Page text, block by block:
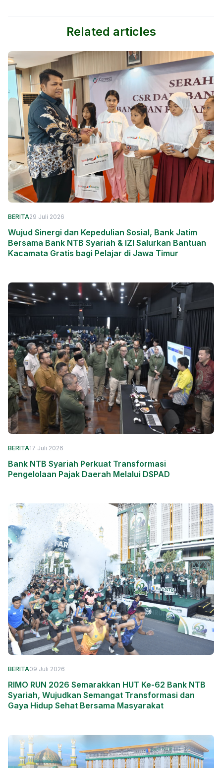
Related articles
BERITA29 Juli 2026
Wujud Sinergi dan Kepedulian Sosial, Bank Jatim
Bersama Bank NTB Syariah & IZI Salurkan Bantuan
Kacamata Gratis bagi Pelajar di Jawa Timur
BERITA17 Juli 2026
Bank NTB Syariah Perkuat Transformasi
Pengelolaan Pajak Daerah Melalui DSPAD
BERITA09 Juli 2026
RIMO RUN 2026 Semarakkan HUT Ke-62 Bank NTB
Syariah, Wujudkan Semangat Transformasi dan
Gaya Hidup Sehat Bersama Masyarakat